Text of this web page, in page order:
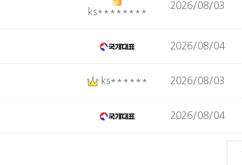
ks********
2026/08/03
2026/08/04
ks****** 2026/08/03
2026/08/04